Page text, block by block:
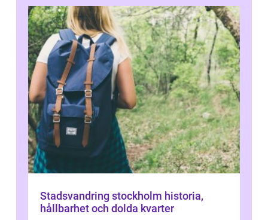
Stadsvandring stockholm historia,
hållbarhet och dolda kvarter